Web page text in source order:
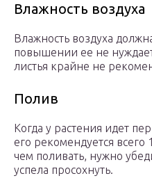
Влажность воздуха
Влажность воздуха
повышении ее не
листья крайне не
Полив
Когда у растения идет
его рекомендуется
чем поливать, нужно
успела просохнуть.